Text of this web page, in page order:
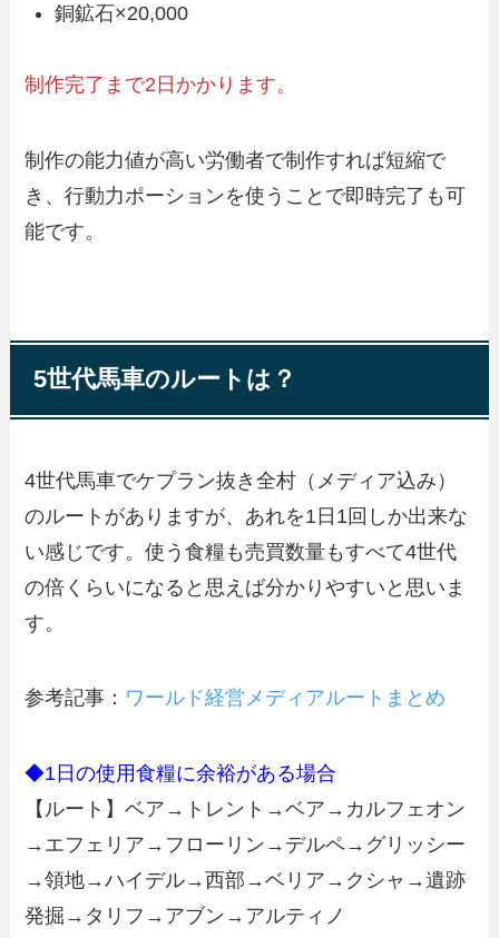
銅鉱石×20,000
制作完了まで2日かかります。
制作の能力値が高い労働者で制作すれば短縮で
き、行動力ポーションを使うことで即時完了も可
能です。
5世代馬車のルートは？
4世代馬車でケプラン抜き全村（メディア込み）
のルートがありますが、あれを1日1回しか出来な
い感じです。使う食糧も売買数量もすべて4世代
の倍くらいになると思えば分かりやすいと思いま
す。
参考記事： ワールド経営メディアルートまとめ
◆1日の使用食糧に余裕がある場合
【ルート】ベア→トレント→ベア→カルフェオン
→エフェリア→フローリン→デルペ→グリッシー
→領地→ハイデル→西部→ベリア→クシャ→遺跡
発掘→タリフ→アブン→アルティノ